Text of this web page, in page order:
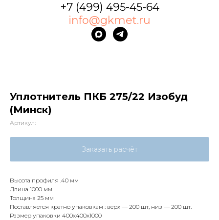
+7 (499) 495-45-64
info@gkmet.ru
Уплотнитель ПКБ 275/22 Изобуд
(Минск)
Артикул:
Заказать расчёт
Высота профиля .40 мм
Длина 1000 мм
Толщина 25 мм
Поставляется кратно упаковкам : верх — 200 шт, низ — 200 шт.
Размер упаковки 400х400х1000